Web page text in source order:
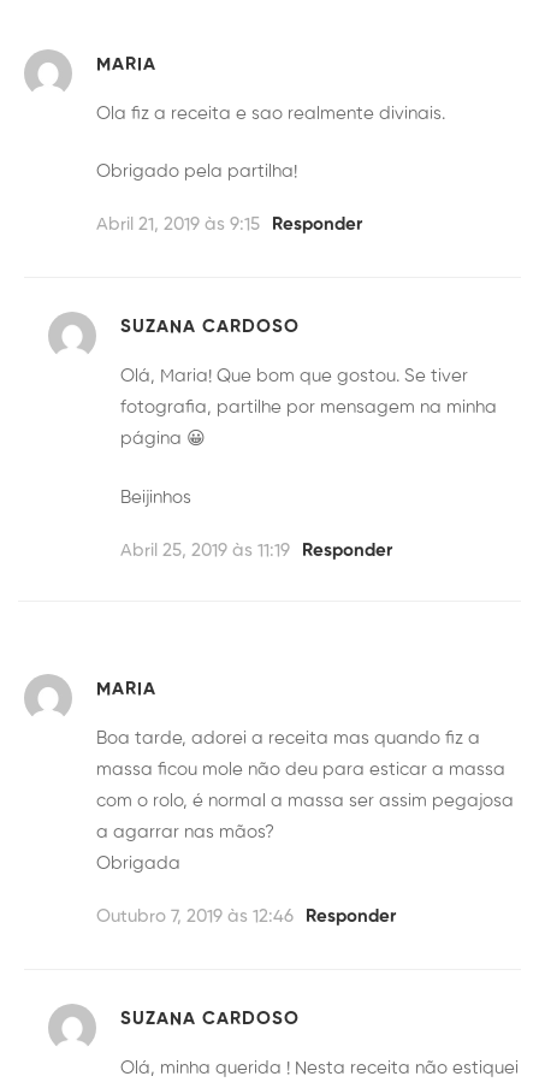
MARIA
Ola fiz a receita e sao realmente divinais.
Obrigado pela partilha!
Abril 21, 2019 às 9:15 Responder
SUZANA CARDOSO
Olá, Maria! Que bom que gostou. Se tiver
fotografia, partilhe por mensagem na minha
página 😀
Beijinhos
Abril 25, 2019 às 11:19 Responder
MARIA
Boa tarde, adorei a receita mas quando fiz a
massa ficou mole não deu para esticar a massa
com o rolo, é normal a massa ser assim pegajosa
a agarrar nas mãos?
Obrigada
Outubro 7, 2019 às 12:46 Responder
SUZANA CARDOSO
Olá, minha querida ! Nesta receita não estiquei